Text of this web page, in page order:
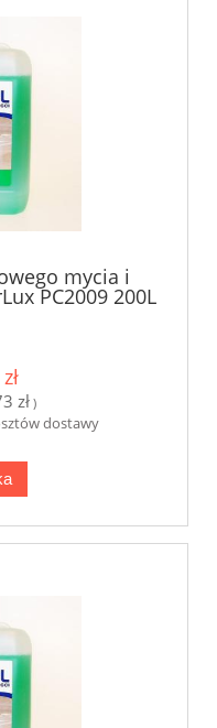
mycia i
PC2009 200L
zł )
dostawy